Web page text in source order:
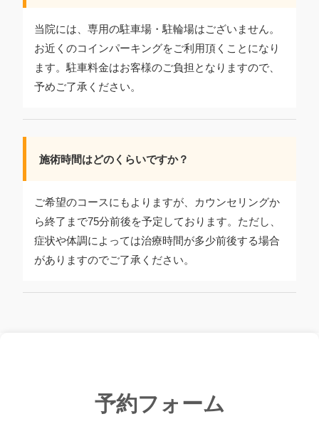
当院には、専用の駐車場・駐輪場はございません。
お近くのコインパーキングをご利用頂くことになり
ます。駐車料金はお客様のご負担となりますので、
予めご了承ください。
施術時間はどのくらいですか？
ご希望のコースにもよりますが、カウンセリングか
ら終了まで75分前後を予定しております。ただし、
症状や体調によっては治療時間が多少前後する場合
がありますのでご了承ください。
予約フォーム